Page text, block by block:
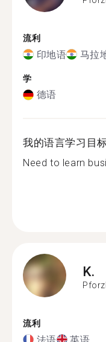
流利
印地语 马拉
学
德语
我的语言学习目
Need to learn
K.
流利
法语 英语